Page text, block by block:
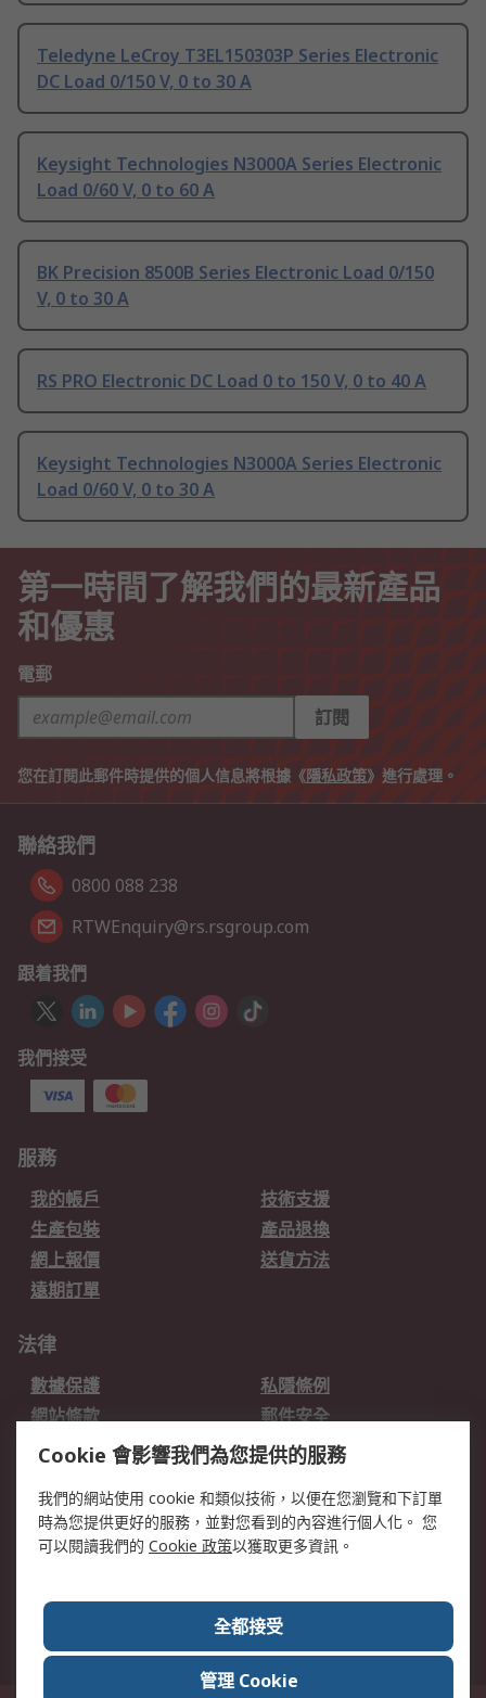
Teledyne LeCroy T3EL150303P Series Electronic
DC Load 0/150 V, 0 to 30 A
Keysight Technologies N3000A Series Electronic
Load 0/60 V, 0 to 60 A
BK Precision 8500B Series Electronic Load 0/150
V, 0 to 30 A
RS PRO Electronic DC Load 0 to 150 V, 0 to 40 A
Keysight Technologies N3000A Series Electronic
Load 0/60 V, 0 to 30 A
第一時間了解我們的最新產品
和優惠
電郵
訂閱
您在訂閱此郵件時提供的個人信息將根據《隱私政策》進行處理。
聯絡我們
0800 088 238
RTWEnquiry@rs.rsgroup.com
跟着我們
我們接受
服務
我的帳戶
技術支援
生產包裝
產品退換
網上報價
送貨方法
遠期訂單
法律
數據保護
私隱條例
網站條款
郵件安全
销售条款和条件
關於RS
RS的歷史
關於RS
加入我們
新聞中心
RS銷售條款
Cookie 會影響我們為您提供的服務
我們的網站使用 cookie 和類似技術，以便在您瀏覽和下訂單
時為您提供更好的服務，並對您看到的內容進行個人化。 您
可以閱讀我們的 Cookie 政策以獲取更多資訊。
全都接受
管理 Cookie